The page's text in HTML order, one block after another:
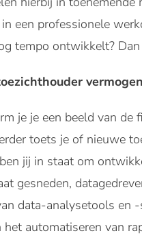
een professionele
tempo ontwikkelt?
je je een beeld van
toets je of nieuwe
jij in staat om
gesneden,
data-analysetools en
automatiseren van